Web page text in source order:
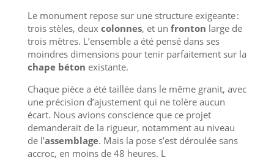
Le monument repose sur une structure exigeante :
trois stèles, deux colonnes, et un fronton large de
trois mètres. L’ensemble a été pensé dans ses
moindres dimensions pour tenir parfaitement sur la
chape béton existante.
Chaque pièce a été taillée dans le même granit, avec
une précision d’ajustement qui ne tolère aucun
écart. Nous avions conscience que ce projet
demanderait de la rigueur, notamment au niveau
de l’assemblage. Mais la pose s’est déroulée sans
accroc, en moins de 48 heures. L